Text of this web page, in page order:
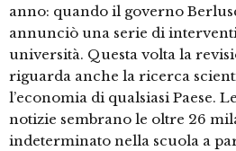
anno: quando il governo
annunciò una serie di
università. Questa volta la
riguarda anche la ricerca
l’economia di qualsiasi Paese.
notizie sembrano le oltre 26
indeterminato nella scuola a